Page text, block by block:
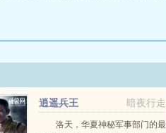
暗夜行走
逍遥兵王
洛天，华夏神秘军事部门的最